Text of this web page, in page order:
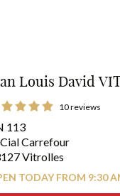
coloring.
Louis David
10 reviews
113
Carrefour
Vitrolles
TODAY FROM 9:30